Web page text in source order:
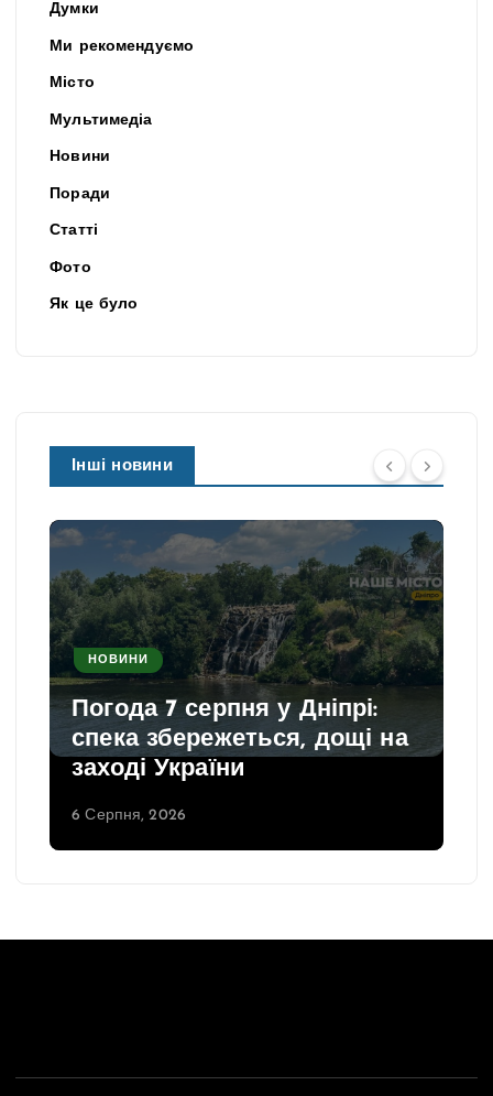
Думки
Ми рекомендуємо
Місто
Мультимедіа
Новини
Поради
Статті
Фото
Як це було
Інші новини
НОВИНИ
Погода 7 серпня у Дніпрі:
спека збережеться, дощі на
заході України
6 Серпня, 2026